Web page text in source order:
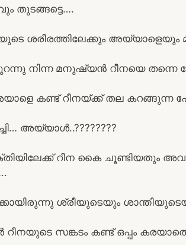
തുടങ്ങട്ടെ….
ശരീരത്തിലേക്കും അയ്യാളെയും
നിന്ന മനുഷ്യൻ റീനയെ തന്നെ
കണ്ട് റീനയ്ക്ക് തല കറങ്ങുന്ന
അയ്യാൾ..????????
റീന കൈ ചൂണ്ടിയതും
ശ്രീയുടെയും
സങ്കടം കണ്ട് ഒപ്പം